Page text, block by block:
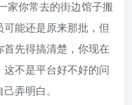
家你常去的街边馆子搬
能还是原来那批，但
先得搞清楚，你现在
这不是平台好不好的问
弄明白。